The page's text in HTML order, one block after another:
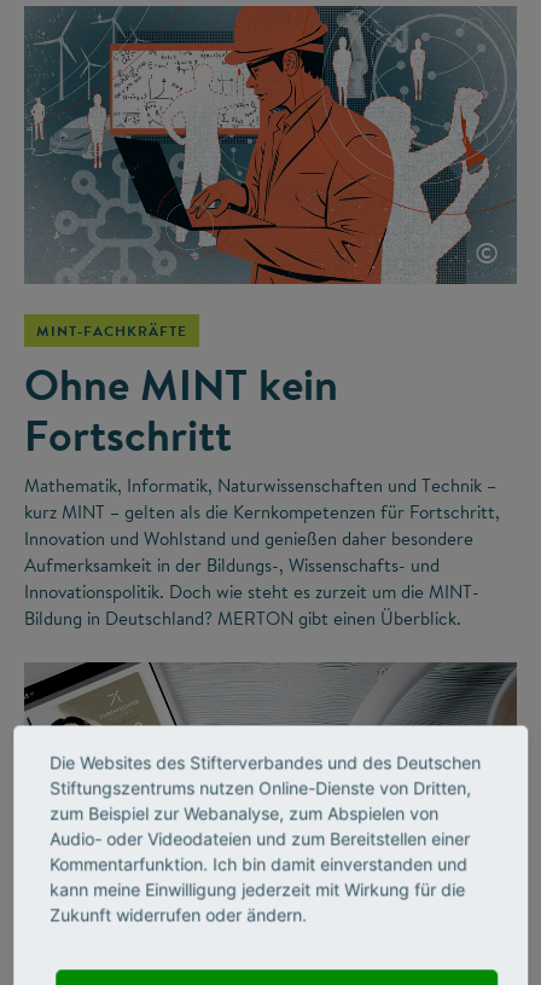
©
MINT-FACHKRÄFTE
Ohne MINT kein
Fortschritt
Mathematik, Informatik, Naturwissenschaften und Technik –
kurz MINT – gelten als die Kernkompetenzen für Fortschritt,
Innovation und Wohlstand und genießen daher besondere
Aufmerksamkeit in der Bildungs-, Wissenschafts- und
Innovationspolitik. Doch wie steht es zurzeit um die MINT-
Bildung in Deutschland? MERTON gibt einen Überblick.
Die Websites des Stifterverbandes und des Deutschen
Stiftungszentrums nutzen Online-Dienste von Dritten,
zum Beispiel zur Webanalyse, zum Abspielen von
Audio- oder Videodateien und zum Bereitstellen einer
Kommentarfunktion. Ich bin damit einverstanden und
kann meine Einwilligung jederzeit mit Wirkung für die
Zukunft widerrufen oder ändern.